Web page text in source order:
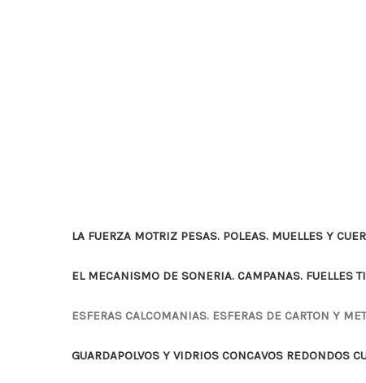
LA FUERZA MOTRIZ PESAS. POLEAS. MUELLES Y
EL MECANISMO DE SONERIA. CAMPANAS. FUELLES
ESFERAS CALCOMANIAS. ESFERAS DE CARTON Y
GUARDAPOLVOS Y VIDRIOS CONCAVOS REDONDOS